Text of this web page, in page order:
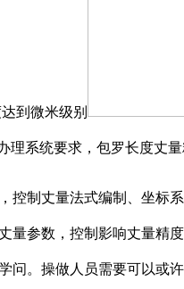
到微米级别
系统要求，包罗长度丈
制丈量法式编制、坐标
参数，控制影响丈量
。操做人员需要可以或